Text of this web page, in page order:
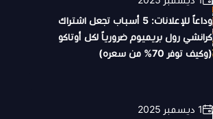
وداعاً للإعلانات: 5 أسباب تجعل اشتراك
كرانشي رول بريميوم ضرورياً لكل أوتاكو
(وكيف توفر 70% من سعره)
1 ديسمبر 2025